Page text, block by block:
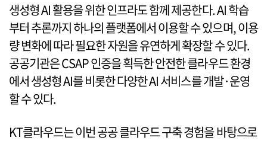
생성형 AI 활용을 위한 인프라도 함께 제공한다. AI 학습
부터 추론까지 하나의 플랫폼에서 이용할 수 있으며, 이용
량 변화에 따라 필요한 자원을 유연하게 확장할 수 있다.
공공기관은 CSAP 인증을 획득한 안전한 클라우드 환경
에서 생성형 AI를 비롯한 다양한 AI 서비스를 개발·운영
할 수 있다.
KT클라우드는 이번 공공 클라우드 구축 경험을 바탕으로